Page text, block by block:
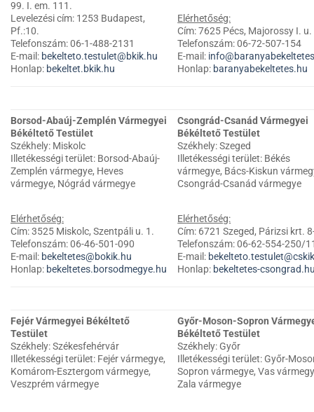
99. I. em. 111.
Levelezési cím: 1253 Budapest,
Pf.:10.
Telefonszám: 06-1-488-2131
E-mail: bekelteto.testulet@bkik.hu
Honlap: bekeltet.bkik.hu
Elérhetőség:
Cím: 7625 Pécs, Majorossy I.
Telefonszám: 06-72-507-154
E-mail:
Honlap: baranyabekeltetes.hu
Borsod-Abaúj-Zemplén Vármegyei
Békéltető Testület
Székhely: Miskolc
Illetékességi terület: Borsod-Abaúj-
Zemplén vármegye, Heves
vármegye, Nógrád vármegye
Elérhetőség:
Cím: 3525 Miskolc, Szentpáli u. 1.
Telefonszám: 06-46-501-090
E-mail: bekeltetes@bokik.hu
Honlap: bekeltetes.borsodmegye.hu
Csongrád-Csanád Vármegyei
Békéltető Testület
Székhely: Szeged
Illetékességi terület: Békés
vármegye, Bács-Kiskun
Csongrád-Csanád vármegye
Elérhetőség:
Cím: 6721 Szeged, Párizsi krt.
Telefonszám: 06-62-554-250/
E-mail:
Honlap: bekeltetes-
Fejér Vármegyei Békéltető
Testület
Székhely: Székesfehérvár
Illetékességi terület: Fejér vármegye,
Komárom-Esztergom vármegye,
Veszprém vármegye
Győr-Moson-Sopron
Békéltető Testület
Székhely: Győr
Illetékességi terület: Győr-
Sopron vármegye, Vas
Zala vármegye